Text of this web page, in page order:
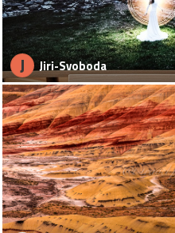
J Jiri-Svoboda